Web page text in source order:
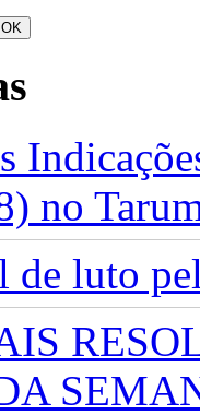
no
de luto